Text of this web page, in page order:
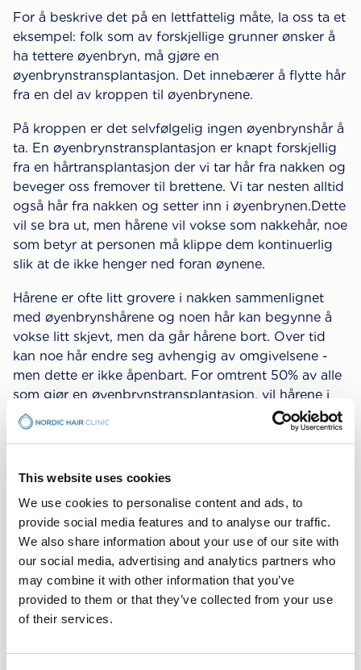
This website uses cookies
We use cookies to personalise content and ads, to
provide social media features and to analyse our traffic.
We also share information about your use of our site with
our social media, advertising and analytics partners who
may combine it with other information that you’ve
provided to them or that they’ve collected from your use
of their services.
For å beskrive det på en lettfattelig måte, la oss ta et
eksempel: folk som av forskjellige grunner ønsker å
ha tettere øyenbryn, må gjøre en
øyenbrynstransplantasjon. Det innebærer å flytte hår
fra en del av kroppen til øyenbrynene.
På kroppen er det selvfølgelig ingen øyenbrynshår å
ta. En øyenbrynstransplantasjon er knapt forskjellig
fra en hårtransplantasjon der vi tar hår fra nakken og
beveger oss fremover til brettene. Vi tar nesten alltid
også hår fra nakken og setter inn i øyenbrynen.Dette
vil se bra ut, men hårene vil vokse som nakkehår, noe
som betyr at personen må klippe dem kontinuerlig
slik at de ikke henger ned foran øynene.
Hårene er ofte litt grovere i nakken sammenlignet
med øyenbrynshårene og noen hår kan begynne å
vokse litt skjevt, men da går hårene bort. Over tid
kan noe hår endre seg avhengig av omgivelsene -
men dette er ikke åpenbart. For omtrent 50% av alle
som gjør en øyenbrynstransplantasjon, vil hårene i
løpet av omtrent to år gå over til å vokse mer som
normale øyenbrynshår.
ikke være så grovt. De vil etter hvert skaffe seg en
karakter som ligner på øyenbrynshår.
Håret vil dermed mer eller mindre beholde sin
karakter fra området det ble tatt. Dette er fordi det
er stamceller rundt hårsekkene som er programmert
til å gjøre en viss jobb - i dette tilfellet, for å få nye
hår til å vokse med en viss karakter, som er kodet i
kroppen det foregår.